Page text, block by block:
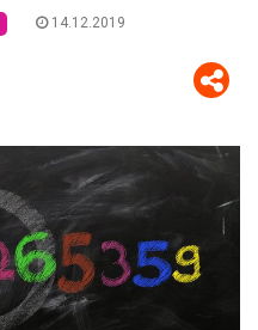
14.12.2019